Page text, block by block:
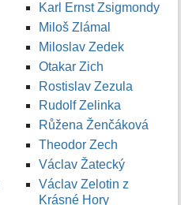
Karl Ernst Zsigmondy
Miloš Zlámal
Miloslav Zedek
Otakar Zich
Rostislav Zezula
Rudolf Zelinka
Růžena Ženčáková
Theodor Zech
Václav Žatecký
Václav Zelotin z
Krásné Hory